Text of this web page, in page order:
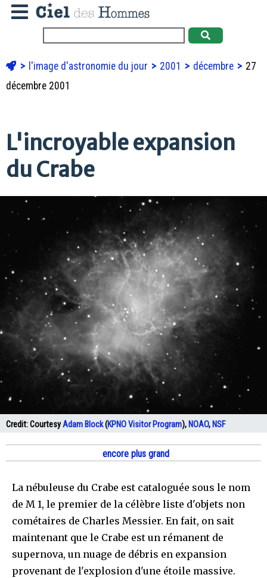
l'image d'astronomie du jour 2001 décembre
27
décembre 2001
L'incroyable expansion
du Crabe
Credit:CourtesyAdam Block(KPNO Visitor Program), NOAO, NSF
encore plus grand
La nébuleuse du Crabe est cataloguée sous le nom
de M 1, le premier de la célèbre liste d'objets non
cométaires de Charles Messier. En fait, on sait
maintenant que le Crabe est un rémanent de
supernova, un nuage de débris en expansion
provenant de l'explosion d'une étoile massive.